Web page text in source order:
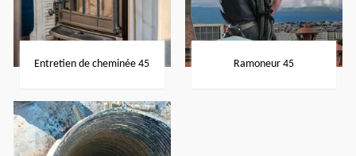
Entretien de cheminée 45 Ramoneur 45